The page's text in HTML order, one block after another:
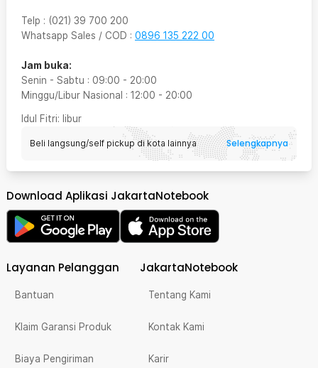
Telp : (021) 39 700 200
Whatsapp Sales / COD : 0896 135 222 00
Jam buka:
Senin - Sabtu : 09:00 - 20:00
Minggu/Libur Nasional : 12:00 - 20:00
Idul Fitri: libur
Beli langsung/self pickup di kota lainnya Selengkapnya
Download Aplikasi JakartaNotebook
Layanan Pelanggan
Bantuan
Klaim Garansi Produk
Biaya Pengiriman
JakartaNotebook
Tentang Kami
Kontak Kami
Karir